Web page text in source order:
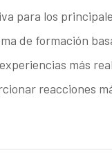
para los
de formación
más
reacciones